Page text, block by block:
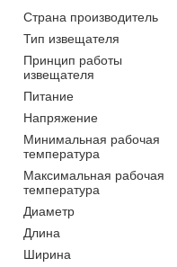
Страна производитель
Тип извещателя
Принцип работы
извещателя
Питание
Напряжение
Минимальная рабочая
температура
Максимальная рабочая
температура
Диаметр
Длина
Ширина